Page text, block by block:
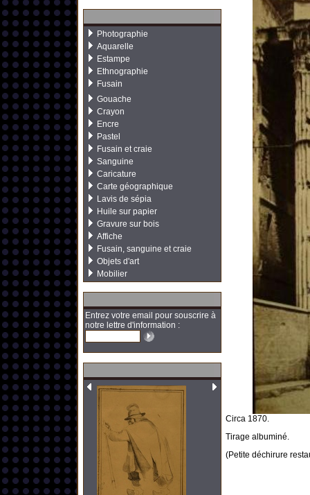
Photographie
Aquarelle
Estampe
Ethnographie
Fusain
Gouache
Crayon
Encre
Pastel
Fusain et craie
Sanguine
Caricature
Carte géographique
Lavis de sépia
Huile sur papier
Gravure sur bois
Affiche
Fusain, sanguine et craie
Objets d'art
Mobilier
Entrez votre email pour souscrire à
notre lettre d'information :
Circa 1870.
Tirage albuminé.
(Petite déchirure